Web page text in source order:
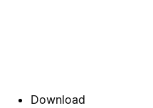
Download